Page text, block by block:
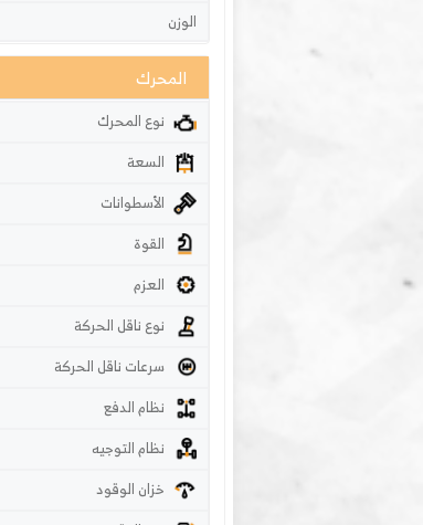
الوزن
المحرك
نوع المحرك
السعة
الأسطوانات
القوة
العزم
نوع ناقل الحركة
سرعات ناقل الحركة
نظام الدفع
نظام التوجيه
خزان الوقود